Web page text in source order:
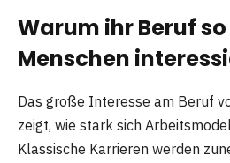
Warum ihr Beruf
Menschen
Das große Interesse am Beruf
zeigt, wie stark sich
Klassische Karrieren werden